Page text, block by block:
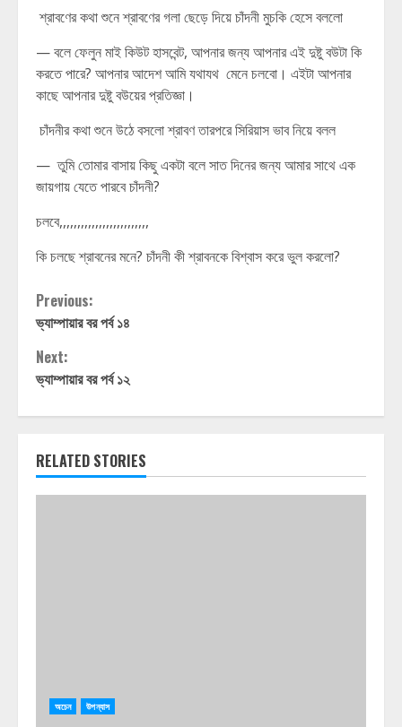
শ্রাবণের কথা শুনে শ্রাবণের গলা ছেড়ে দিয়ে চাঁদনী মুচকি হেসে বললো
— বলে ফেলুন মাই কিউট হাসবেন্ট, আপনার জন্য আপনার এই দুষ্টু বউটা কি
করতে পারে? আপনার আদেশ আমি যথাযথ মেনে চলবো। এইটা আপনার
কাছে আপনার দুষ্টু বউয়ের প্রতিজ্ঞা।
চাঁদনীর কথা শুনে উঠে বসলো শ্রাবণ তারপরে সিরিয়াস ভাব নিয়ে বলল
— তুমি তোমার বাসায় কিছু একটা বলে সাত দিনের জন্য আমার সাথে এক
জায়গায় যেতে পারবে চাঁদনী?
চলবে,,,,,,,,,,,,,,,,,,,,,,,,,
কি চলছে শ্রাবনের মনে? চাঁদনী কী শ্রাবনকে বিশ্বাস করে ভুল করলো?
Continue
Reading
Previous:
ভ্যাম্পায়ার বর পর্ব ১৪
Next:
ভ্যাম্পায়ার বর পর্ব ১২
RELATED STORIES
অচেন উপন্যাস